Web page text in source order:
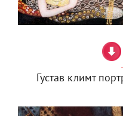
Густав климт